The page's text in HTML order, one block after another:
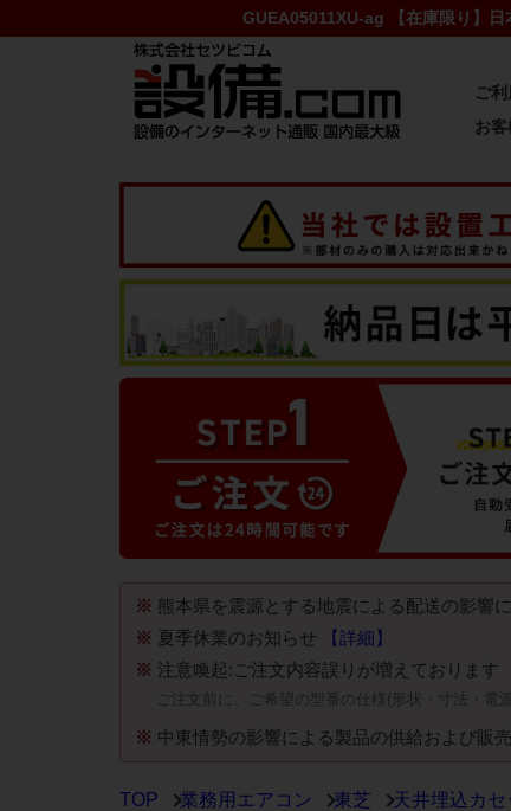
GUEA05011XU-ag 【在庫限り】
ご
お
※ 熊本県を震源とする地震による配送の影響
※ 夏季休業のお知らせ
【詳細】
※ 注意喚起:ご注文内容誤りが増えております
ご注文前に、ご希望の型番の仕様(形状・寸法・
※ 中東情勢の影響による製品の供給および販
TOP 業務用エアコン 東芝
天井埋込カセ